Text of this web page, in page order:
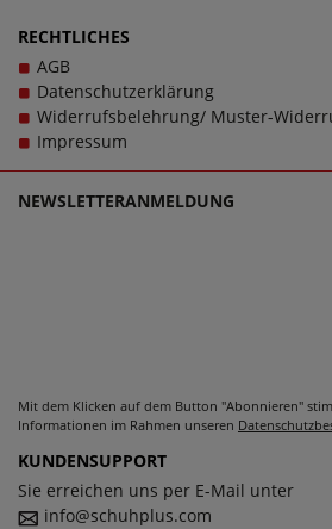
zu dem Artikel Yukon 04 - taupe-
mit einzigartigen
glücklich zu machen, denn
von Romika für Herren schlichtweg
zu einem echten Trageerlebnis
RECHTLICHES
AGB
Datenschutzerklärung
Widerrufsbelehrung/ Muster-
Impressum
NEWSLETTERANMELDUNG
Mit dem Klicken auf dem Button "Abonnieren"
Informationen im Rahmen unseren
KUNDENSUPPORT
Sie erreichen uns per E-Mail unter
info@schuhplus.com